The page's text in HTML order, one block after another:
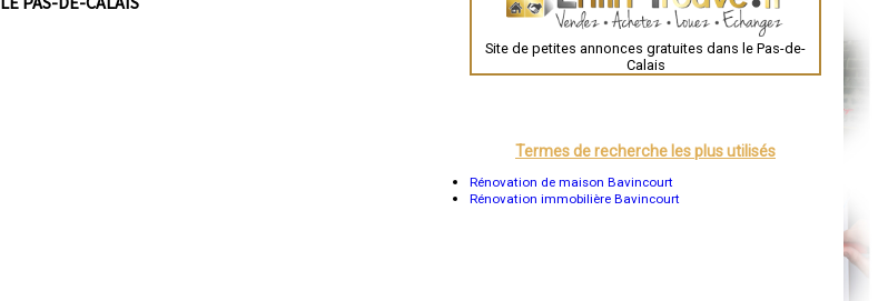
Nîmes
Auch
Grenoble
Mont-de-Marsan
Blois
Site de petites annonces gratuites dans le Pas-de-
Calais
Termes de recherche les plus utilisés
Rénovation de maison Bavincourt
Rénovation immobilière Bavincourt